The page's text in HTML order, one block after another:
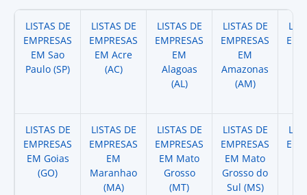
LISTAS DE
EMPRESAS
EM Sao
Paulo (SP)
LISTAS DE
EMPRESAS
EM Acre
(AC)
LISTAS DE
EMPRESAS
EM
Alagoas
(AL)
LISTAS DE
EMPRESAS
EM
Amazonas
(AM)
LISTAS DE
EMPRESAS
EM Goias
(GO)
LISTAS DE
EMPRESAS
EM
Maranhao
(MA)
LISTAS DE
EMPRESAS
EM Mato
Grosso
(MT)
LISTAS DE
EMPRESAS
EM Mato
Grosso do
Sul (MS)